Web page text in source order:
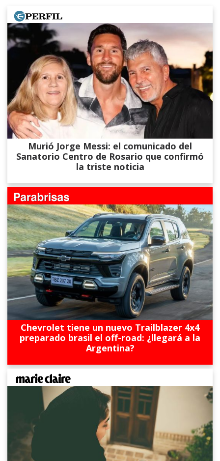
Murió Jorge Messi: el comunicado del
Sanatorio Centro de Rosario que confirmó
la triste noticia
Chevrolet tiene un nuevo Trailblazer 4x4
preparado brasil el off-road: ¿llegará a la
Argentina?